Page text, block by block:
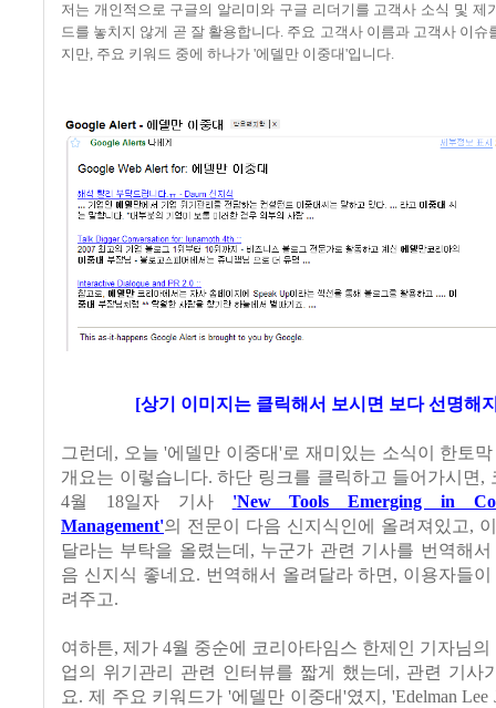
저는 개인적으로 구글의 알리미와 구글 리더기를 고객사 소식 및 제
드를 놓치지 않게 곧 잘 활용합니다. 주요 고객사 이름과 고객사 이슈
지만, 주요 키워드 중에 하나가 '에델만 이중대'입니다.
[상기 이미지는 클릭해서 보시면 보다 선명해
그런데, 오늘 '에델만 이중대'로 재미있는 소식이 한토
개요는 이렇습니다. 하단 링크를 클릭하고 들어가시면,
4월 18일자 기사 'New Tools Emerging in
Management'의 전문이 다음 신지식인에 올려져있고,
달라는 부탁을 올렸는데, 누군가 관련 기사를 번역해
음 신지식 좋네요. 번역해서 올려달라 하면, 이용자들
려주고.
여하튼, 제가 4월 중순에 코리아타임스 한제인 기자님
업의 위기관리 관련 인터뷰를 짧게 했는데, 관련 기사
요. 제 주요 키워드가 '에델만 이중대'였지, 'Edelman Lee